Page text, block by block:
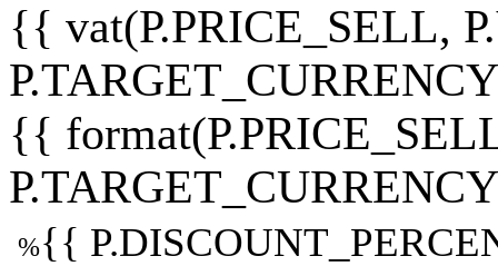
{{ vat(P.PRICE_SELL,
{{
%{{